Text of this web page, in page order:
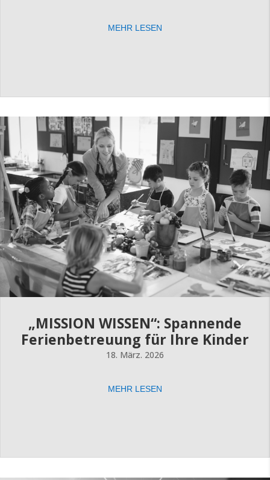
MEHR LESEN
„MISSION WISSEN“: Spannende
Ferienbetreuung für Ihre Kinder
18. März. 2026
MEHR LESEN